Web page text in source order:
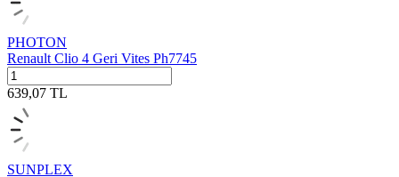
PHOTON
Renault Clio 4 Geri Vites Ph7745
639,07 TL
SUNPLEX